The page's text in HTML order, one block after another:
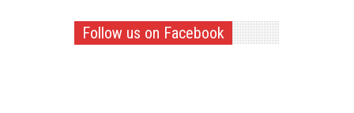
Follow us on Facebook